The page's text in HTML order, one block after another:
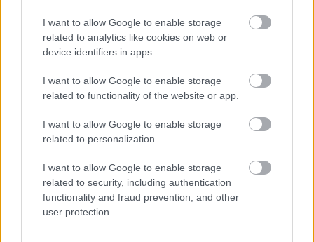
I want to allow Google to enable storage
related to analytics like cookies on web or
device identifiers in apps.
I want to allow Google to enable storage
related to functionality of the website or app.
I want to allow Google to enable storage
related to personalization.
I want to allow Google to enable storage
related to security, including authentication
functionality and fraud prevention, and other
user protection.
posztjára, amely a Ferencvároshoz igazoló Borbély
Balázs távozásával üresedett meg.
Itt állíthatod be, hogy a Csakfoci az elsők
között legyen a Google-találatokban
Tetszett a cikk? Megosztanád?